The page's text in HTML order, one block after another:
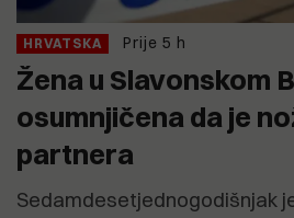
HRVATSKA Prije 5 h
Žena u Slavonskom
osumnjičena da je
partnera
Sedamdesetjednogodišnjak